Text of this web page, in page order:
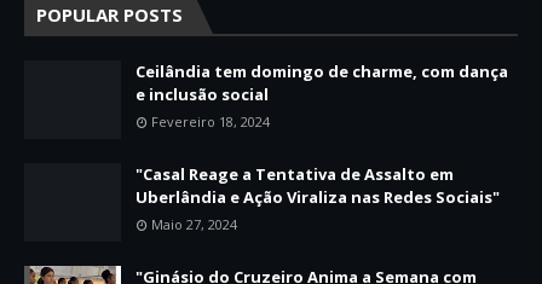
POPULAR POSTS
Ceilândia tem domingo de charme, com dança
e inclusão social
Fevereiro 18, 2024
"Casal Reage a Tentativa de Assalto em
Uberlândia e Ação Viraliza nas Redes Sociais"
Maio 27, 2024
"Ginásio do Cruzeiro Anima a Semana com